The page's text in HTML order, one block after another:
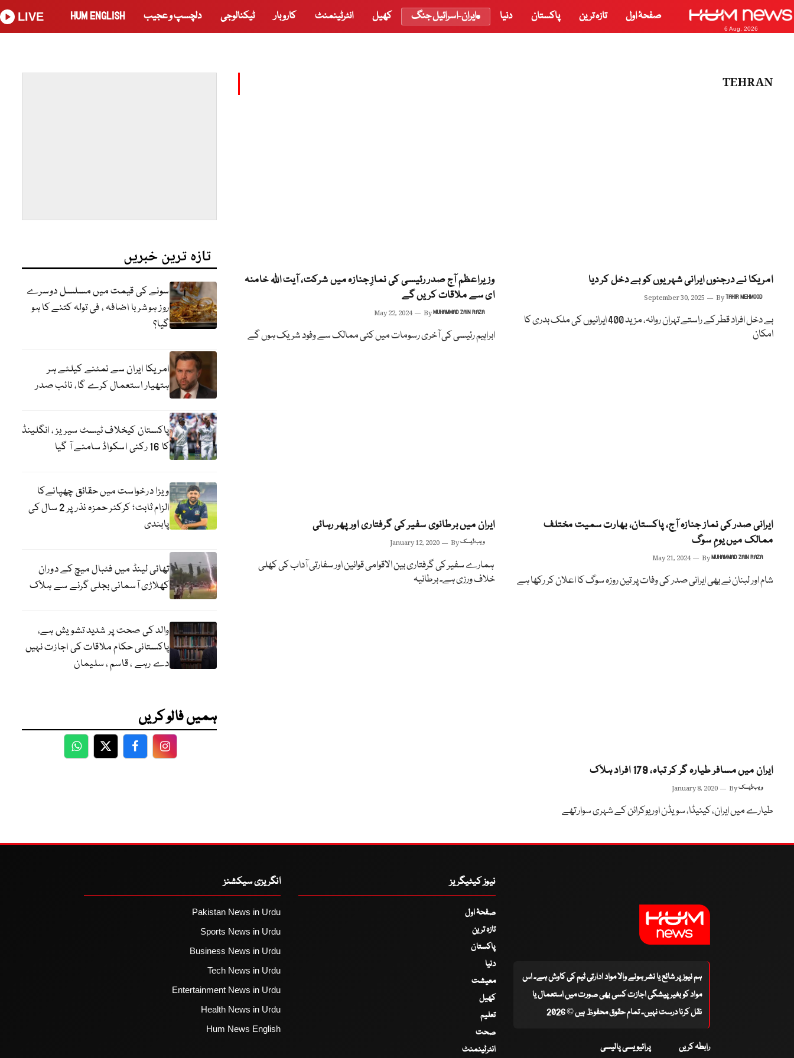
6 Aug, 2026
صفحۂ اول تازہ ترین پاکستان دنیا ایران-اسرائیل جنگ کھیل انٹرٹینمنٹ کاروبار ٹیکنالوجی دلچسپ و عجیب HUM ENGLISH
LIVE
TEHRAN
امریکا نے درجنوں ایرانی شہریوں کو بے دخل کر دیا
September 30, 2025 ByTAHIR MEHMOOD
بے دخل افراد قطر کے راستے تہران روانہ، مزید 400 ایرانیوں کی ملک بدری کا
امکان
وزیراعظم آج صدر رئیسی کی نمازِ جنازہ میں شرکت، آیت اللہ خامنہ
ای سے ملاقات کریں گے
May 22, 2024 ByMUHAMMAD ZAIN RAZA
ابراہیم رئیسی کی آخری رسومات میں کئی ممالک سے وفود شریک ہوں گے
ایرانی صدر کی نماز جنازہ آج، پاکستان، بھارت سمیت مختلف
ممالک میں یومِ سوگ
May 21, 2024 ByMUHAMMAD ZAIN RAZA
شام اور لبنان نے بھی ایرانی صدر کی وفات پر تین روزہ سوگ کا اعلان کر رکھا ہے
ایران میں برطانوی سفیر کی گرفتاری اور پھر رہائی
January 12, 2020 Byویب ڈیسک
ہمارے سفیر کی گرفتاری بین الاقوامی قوانین اور سفارتی آداب کی کھلی
خلاف ورزی ہے۔ برطانیہ
ایران میں مسافر طیارہ گر کر تباہ، 179 افراد ہلاک
January 8, 2020 Byویب ڈیسک
طیارے میں ایران، کینیڈا، سویڈن اور یوکرائن کے شہری سوار تھے
تازہ ترین خبریں
سونے کی قیمت میں مسلسل دوسرے
روز ہوشربا اضافہ ، فی تولہ کتنے کا ہو
گیا؟
امریکا ایران سے نمٹنے کیلئے ہر
ہتھیار استعمال کرے گا، نائب صدر
پاکستان کیخلاف ٹیسٹ سیریز ، انگلینڈ
کا 16 رکنی اسکواڈ سامنے آ گیا
ویزا درخواست میں حقائق چھپانےکا
الزام ثابت؛ کرکٹر حمزہ نذر پر 2 سال کی
پابندی
تھائی لینڈ میں فٹبال میچ کے دوران
کھلاڑی آسمانی بجلی گرنے سے ہلاک
والد کی صحت پر شدید تشویش ہے،
پاکستانی حکام ملاقات کی اجازت نہیں
دے رہے ، قاسم ، سلیمان
ہمیں فالو کریں
WhatsApp
TwitterFacebookFacebook
ہم نیوز پر شائع یا نشر ہونے والا مواد ادارتی ٹیم کی کاوش ہے۔ اس
مواد کو بغیر پیشگی اجازت کسی بھی صورت میں استعمال یا
نقل کرنا درست نہیں۔ تمام حقوق محفوظ ہیں © 2026
رابطہ کریں پرائیویسی پالیسی
نیوز کیٹیگریز
صفحۂ اول
تازہ ترین
پاکستان
دنیا
معیشت
کھیل
تعلیم
صحت
انٹرٹینمنٹ
انگریزی سیکشنز
Pakistan News in Urdu
Sports News in Urdu
Business News in Urdu
Tech News in Urdu
Entertainment News in Urdu
Health News in Urdu
Hum News English